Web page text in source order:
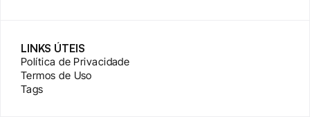
LINKS ÚTEIS
Política de Privacidade
Termos de Uso
Tags